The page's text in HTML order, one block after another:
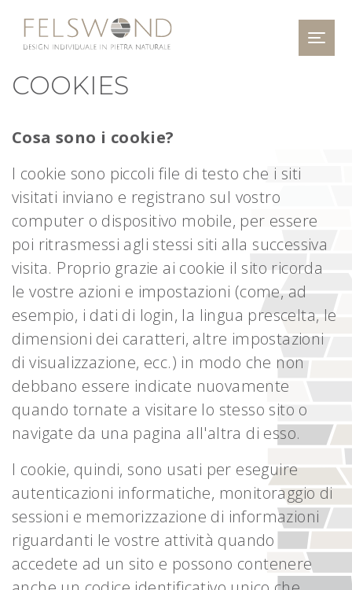
COOKIES
Cosa sono i cookie?
I cookie sono piccoli file di testo che i siti
visitati inviano e registrano sul vostro
computer o dispositivo mobile, per essere
poi ritrasmessi agli stessi siti alla successiva
visita. Proprio grazie ai cookie il sito ricorda
le vostre azioni e impostazioni (come, ad
esempio, i dati di login, la lingua prescelta, le
dimensioni dei caratteri, altre impostazioni
di visualizzazione, ecc.) in modo che non
debbano essere indicate nuovamente
quando tornate a visitare lo stesso sito o
navigate da una pagina all'altra di esso.
I cookie, quindi, sono usati per eseguire
autenticazioni informatiche, monitoraggio di
sessioni e memorizzazione di informazioni
riguardanti le vostre attività quando
accedete ad un sito e possono contenere